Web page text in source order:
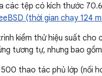
các tệp có kích thước
(thời gian chạy 124
kiểm thử hiệu suất cho
tương tự, nhưng bao
500 thao tác phủ lớp (nối